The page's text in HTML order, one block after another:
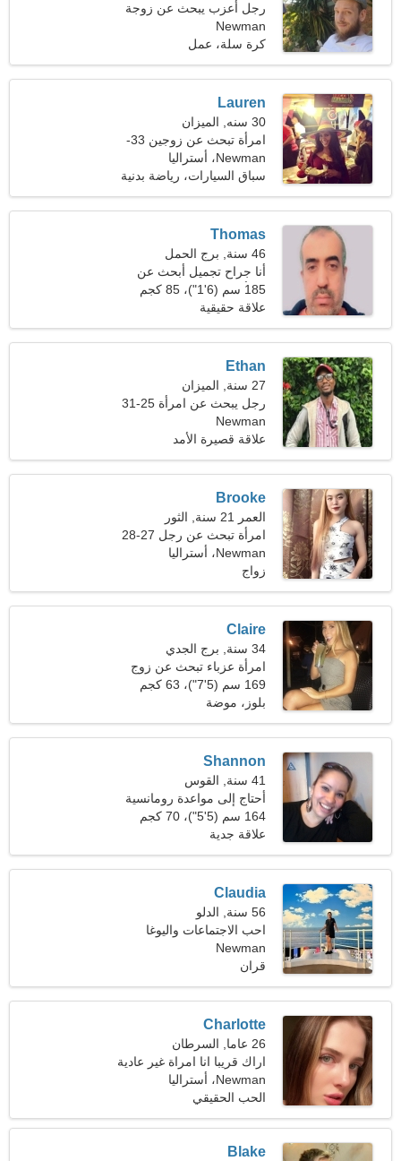
رجل أعزب يبحث عن زوجة
Newman
كرة سلة، عمل
Lauren
30 سنه, الميزان
امرأة تبحث عن زوجين 33-
40
Newman، أستراليا
سباق السيارات، رياضة بدنية
Thomas
46 سنة, برج الحمل
أنا جراح تجميل أبحث عن
امرأة حساسة
185 سم (6'1")، 85 كجم
(187 رطلا)
علاقة حقيقية
Ethan
27 سنة, الميزان
رجل يبحث عن امرأة 25-31
Newman
علاقة قصيرة الأمد
Brooke
العمر 21 سنة, الثور
امرأة تبحث عن رجل 27-28
Newman، أستراليا
زواج
Claire
34 سنة, برج الجدي
امرأة عزباء تبحث عن زوج
36-44
169 سم (5'7")، 63 كجم
(138 رطلا)
بلوز، موضة
Shannon
41 سنة, القوس
أحتاج إلى مواعدة رومانسية
164 سم (5'5")، 70 كجم
(154 رطلا)
علاقة جدية
Claudia
56 سنة, الدلو
احب الاجتماعات واليوغا
Newman
قران
Charlotte
26 عاما, السرطان
اراك قريبا انا امراة غير عادية
Newman، أستراليا
الحب الحقيقي
Blake